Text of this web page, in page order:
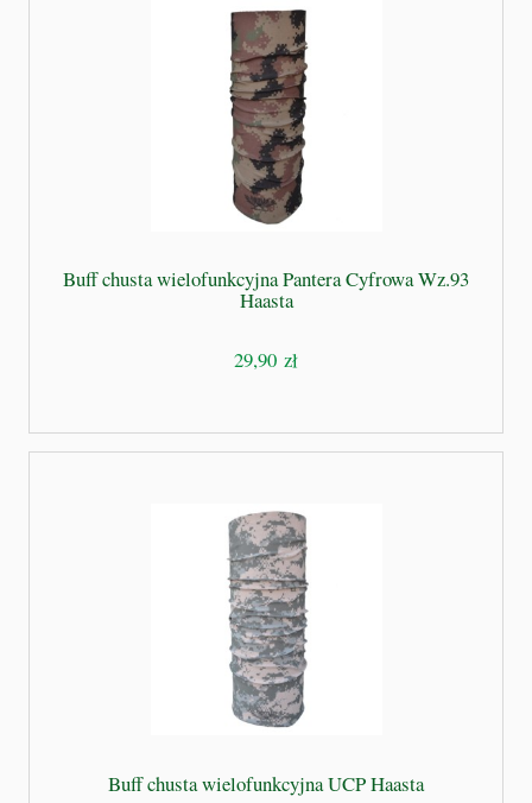
Buff chusta wielofunkcyjna Pantera Cyfrowa Wz.93
Haasta
29,90 zł
Buff chusta wielofunkcyjna UCP Haasta